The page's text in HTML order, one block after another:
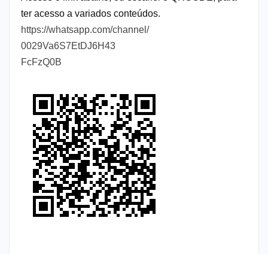
ter acesso a variados conteúdos.
https://whatsapp.com/channel/
0029Va6S7EtDJ6H43
FcFzQ0B